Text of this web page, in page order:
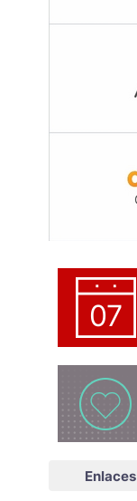
07
Enlaces